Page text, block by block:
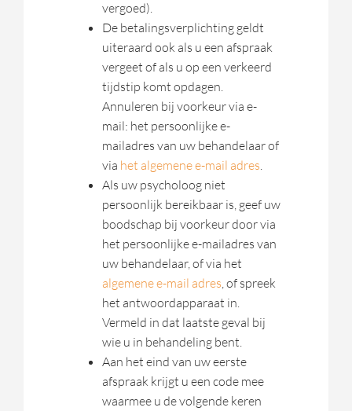
vergoed).
De betalingsverplichting geldt
uiteraard ook als u een afspraak
vergeet of als u op een verkeerd
tijdstip komt opdagen.
Annuleren bij voorkeur via e-
mail: het persoonlijke e-
mailadres van uw behandelaar of
via het algemene e-mail adres.
Als uw psycholoog niet
persoonlijk bereikbaar is, geef uw
boodschap bij voorkeur door via
het persoonlijke e-mailadres van
uw behandelaar, of via het
algemene e-mail adres, of spreek
het antwoordapparaat in.
Vermeld in dat laatste geval bij
wie u in behandeling bent.
Aan het eind van uw eerste
afspraak krijgt u een code mee
waarmee u de volgende keren